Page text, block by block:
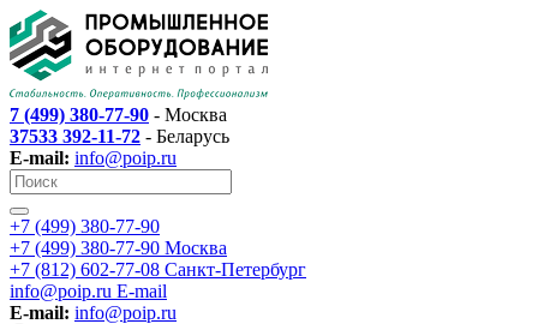
7 (499) 380-77-90 - Москва
37533 392-11-72 - Беларусь
E-mail: info@poip.ru
+7 (499) 380-77-90
+7 (499) 380-77-90 Москва
+7 (812) 602-77-08 Санкт-Петербург
info@poip.ru E-mail
E-mail: info@poip.ru